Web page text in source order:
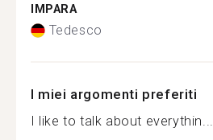
IMPARA
Tedesco
I miei argomenti preferiti
I like to talk about everythin...